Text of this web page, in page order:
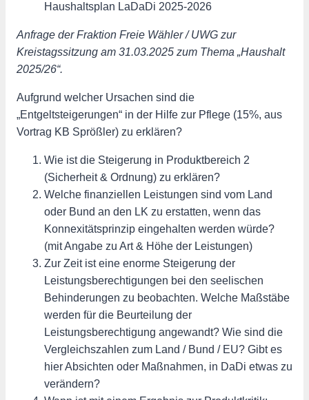
Haushaltsplan LaDaDi 2025-2026
Anfrage der Fraktion Freie Wähler / UWG zur
Kreistagssitzung am 31.03.2025 zum Thema „Haushalt
2025/26“.
Aufgrund welcher Ursachen sind die
„Entgeltsteigerungen“ in der Hilfe zur Pflege (15%, aus
Vortrag KB Sprößler) zu erklären?
Wie ist die Steigerung in Produktbereich 2
(Sicherheit & Ordnung) zu erklären?
Welche finanziellen Leistungen sind vom Land
oder Bund an den LK zu erstatten, wenn das
Konnexitätsprinzip eingehalten werden würde?
(mit Angabe zu Art & Höhe der Leistungen)
Zur Zeit ist eine enorme Steigerung der
Leistungsberechtigungen bei den seelischen
Behinderungen zu beobachten. Welche Maßstäbe
werden für die Beurteilung der
Leistungsberechtigung angewandt? Wie sind die
Vergleichszahlen zum Land / Bund / EU? Gibt es
hier Absichten oder Maßnahmen, in DaDi etwas zu
verändern?